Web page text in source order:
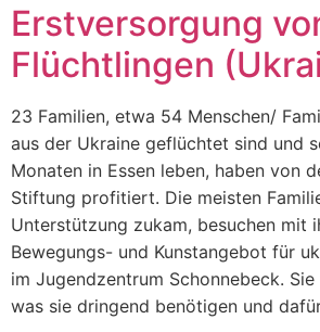
Erstversorgung
Flüchtlingen
23 Familien, etwa 54 Menschen/
aus der Ukraine geflüchtet sind und
Monaten in Essen leben, haben von
Stiftung profitiert. Die meisten
Unterstützung zukam, besuchen mit
Bewegungs- und Kunstangebot für
im Jugendzentrum Schonnebeck.
was sie dringend benötigen und